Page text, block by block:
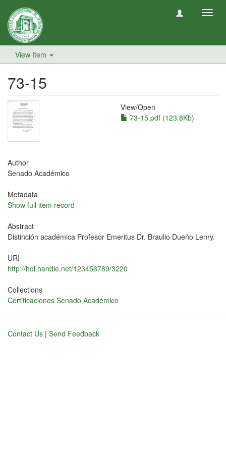
View Item
73-15
View/Open
73-15.pdf (123.8Kb)
Author
Senado Académico
Metadata
Show full item record
Abstract
Distinción académica Profesor Emeritus Dr. Braulio Dueño Lenry.
URI
http://hdl.handle.net/123456789/3220
Collections
Certificaciones Senado Académico
Contact Us | Send Feedback